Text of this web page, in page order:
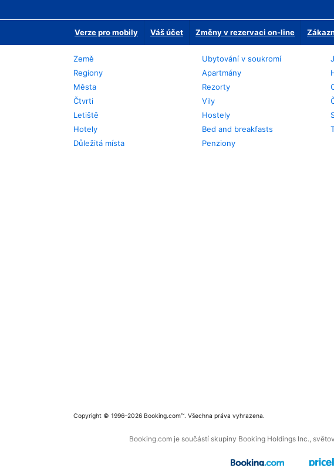
Verze pro mobily Váš účet Změny v rezervaci on-line
Země
Regiony
Města
Čtvrti
Letiště
Hotely
Důležitá místa
Ubytování v soukromí
Apartmány
Rezorty
Vily
Hostely
Bed and breakfasts
Penziony
Copyright © 1996–2026 Booking.com™. Všechna práva vyhrazena.
Booking.com je součástí skupiny Booking Holdings Inc.,